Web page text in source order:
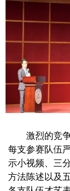
激烈的竞争
每支参赛队伍
示小视频、三
方法陈述以及